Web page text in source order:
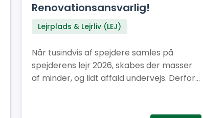
Renovationsansvarlig!
Lejrplads & Lejrliv (LEJ)
Når tusindvis af spejdere samles på
spejderens lejr 2026, skabes der masser
af minder, og lidt affald undervejs. Derfor